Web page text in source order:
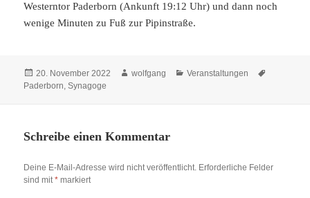
Westerntor Paderborn (Ankunft 19:12 Uhr) und dann noch
wenige Minuten zu Fuß zur Pipinstraße.
Veröffentlicht
am
20. November 2022 Autor
wolfgang Kategorien
Veranstaltungen
Paderborn,Synagoge
Schreibe einen Kommentar
Deine E-Mail-Adresse wird nicht veröffentlicht. Erforderliche Felder
sind mit* markiert